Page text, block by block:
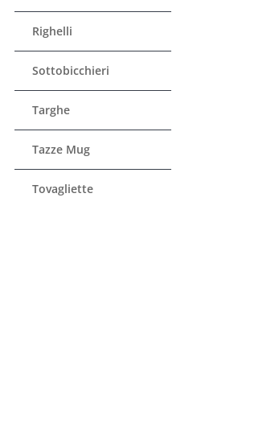
Righelli
Sottobicchieri
Targhe
Tazze Mug
Tovagliette